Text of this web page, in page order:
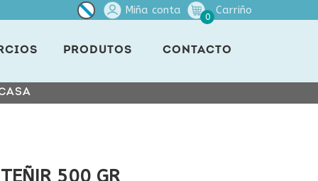
Miña conta
0
Carriño
PRODUTOS CONTACTO
500 GR